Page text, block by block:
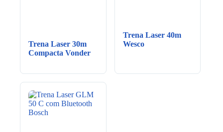
Trena Laser 30m
Compacta Vonder
Trena Laser 40m
Wesco